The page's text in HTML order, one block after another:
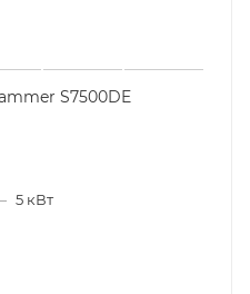
Zammer S7500DE
5 кВт